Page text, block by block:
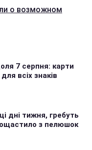
о возможном
7 серпня: карти
всіх знаків
дні тижня, гребуть
з пелюшок